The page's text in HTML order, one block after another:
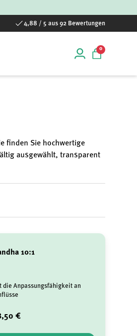
4,88 / 5 aus 92 Bewertungen
Einloggen
00 Artikel
finden Sie hochwertige
ausgewählt, transparent
10:1
die Anpassungsfähigkeit an
€